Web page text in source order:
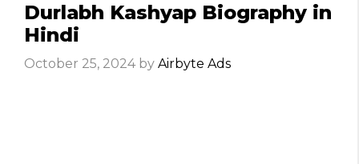
Durlabh Kashyap Biography in
Hindi
October 25, 2024 by Airbyte Ads